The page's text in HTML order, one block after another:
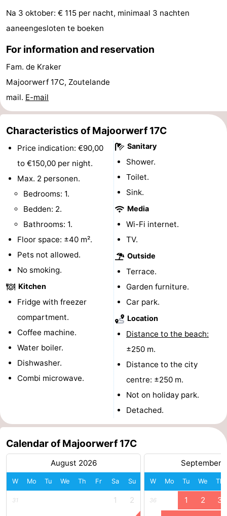
Playgrounds
-
Indoor
playgrounds
-
Bowling
centres
Wellness
centers
Villages
&
Nature
tours
Sports
Swimming
pools
Cycling
Hiking
-
Horse
riding
-
Golf
courses
-
Sportfishing
Food
Beverages
Events
Ring
riding
Practical
-
Na 3 oktober: € 115 per nacht, minimaal 3 nachten
aaneengesloten te boeken
For information and reservation
Fam. de Kraker
Majoorwerf 17C, Zoutelande
mail. E-mail
Characteristics of Majoorwerf 17C
Price indication: €90,00
to €150,00 per night.
Max. 2 personen.
Bedrooms: 1.
Bedden: 2.
Bathrooms: 1.
Floor space: ±40 m².
Pets not allowed.
No smoking.
Kitchen
Fridge with freezer
compartment.
Coffee machine.
Water boiler.
Dishwasher.
Combi microwave.
Sanitary
Shower.
Toilet.
Sink.
Media
Wi-Fi internet.
TV.
Outside
Terrace.
Garden furniture.
Car park.
Location
Distance to the beach:
±250 m.
Distance to the city
centre: ±250 m.
Not on holiday park.
Detached.
Calendar of Majoorwerf 17C
August 2026
W Mo Tu We Th Fr Sa Su
31 1 2
September
W Mo Tu We Th
36 1 2 3